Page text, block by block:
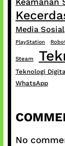
Keamanan
Media Sosial
PlayStation
Steam
Teknologi
WhatsApp
No